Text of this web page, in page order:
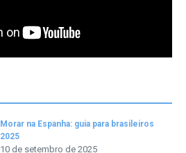
Morar na Espanha: guia para brasileiros
2025
10 de setembro de 2025